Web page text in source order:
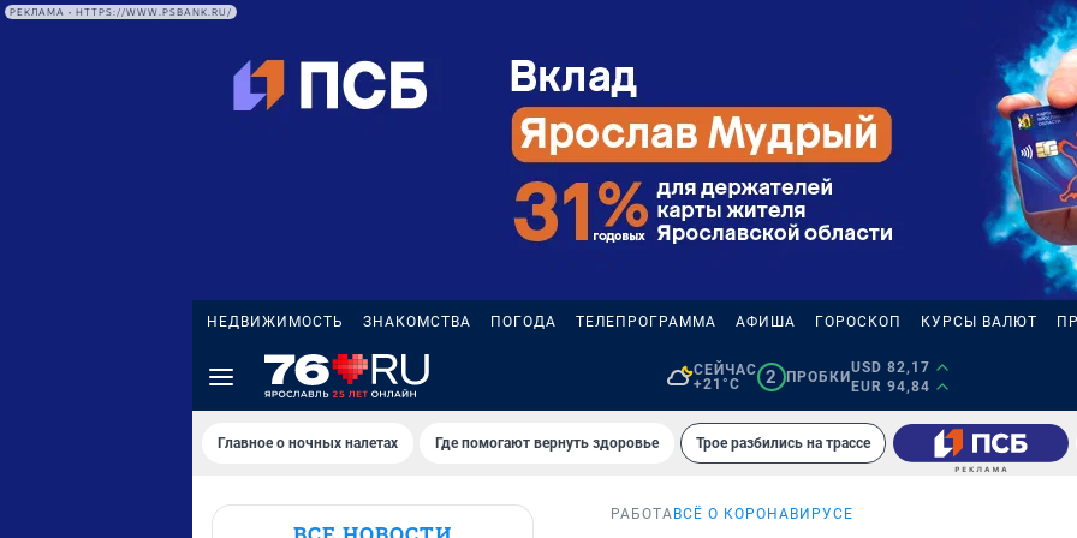
РЕКЛАМА • HTTPS://WWW.PSBANK.RU/
НЕДВИЖИМОСТЬ ЗНАКОМСТВА ПОГОДА ТЕЛЕПРОГРАММА АФИША ГОРОСКОП КУРСЫ ВАЛЮТ
СЕЙЧАС
+21°C
2 ПРОБКИ
USD 82,17
EUR 94,84
Главное о ночных налетах Где помогают вернуть здоровье Трое разбились на трассе
РАБОТА ВСЁ О КОРОНАВИРУСЕ